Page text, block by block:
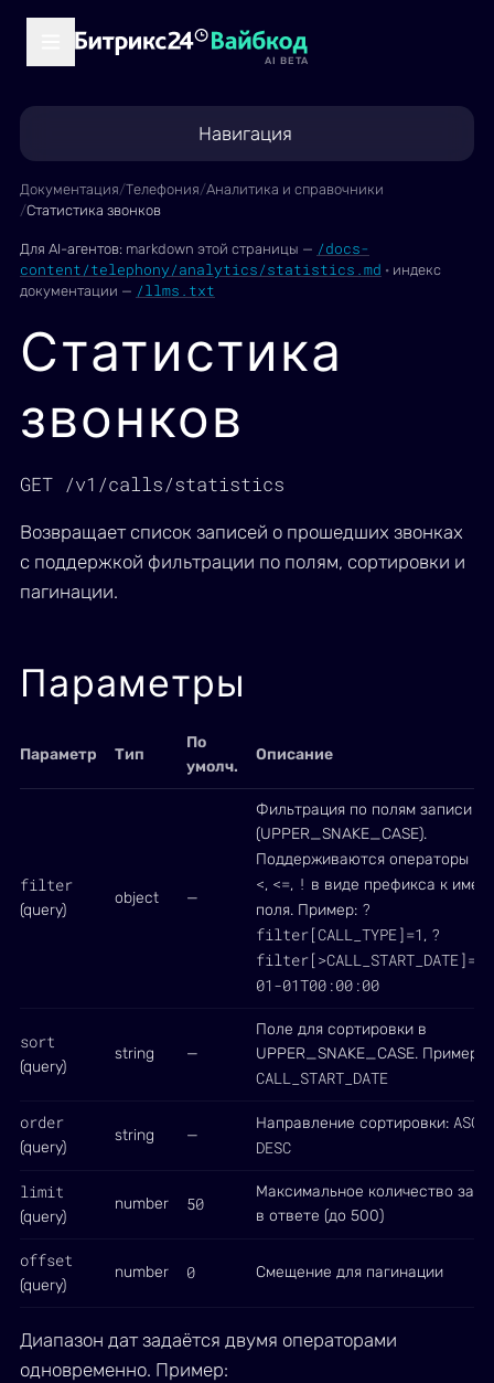
AI BETA
Навигация
Документация/Телефония/Аналитика и справочники
/Статистика звонков
Для AI-агентов: markdown этой страницы — /docs-
content/telephony/analytics/statistics.md · индекс
документации — /llms.txt
Статистика
звонков
GET /v1/calls/statistics
Возвращает список записей о прошедших звонках
с поддержкой фильтрации по полям, сортировки и
пагинации.
Параметры
Параметр Тип
По
умолч.
Описание
filter
(query)
object —
Фильтрация по полям записи
(UPPER_SNAKE_CASE).
Поддерживаются операторы
<, <=, ! в виде префикса к
поля. Пример: ?
filter[CALL_TYPE]=1 , ?
01-01T00:00:00
sort
(query)
string —
Поле для сортировки в
UPPER_SNAKE_CASE. Пример:
CALL_START_DATE
order
(query)
string —
Направление сортировки: ASC
DESC
limit
(query)
number 50
Максимальное количество
в ответе (до 500)
offset
(query)
number 0 Смещение для пагинации
Диапазон дат задаётся двумя операторами
одновременно. Пример: